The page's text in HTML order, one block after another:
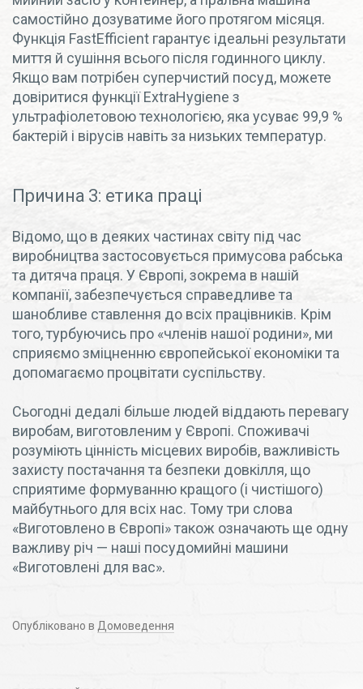
самостійно дозуватиме його протягом місяця.
Функція FastEfficient гарантує ідеальні результати
миття й сушіння всього після годинного циклу.
Якщо вам потрібен суперчистий посуд, можете
довіритися функції ExtraHygiene з
ультрафіолетовою технологією, яка усуває 99,9 %
бактерій і вірусів навіть за низьких температур.
Причина 3: етика праці
Відомо, що в деяких частинах світу під час
виробництва застосовується примусова рабська
та дитяча праця. У Європі, зокрема в нашій
компанії, забезпечується справедливе та
шанобливе ставлення до всіх працівників. Крім
того, турбуючись про «членів нашої родини», ми
сприяємо зміцненню європейської економіки та
допомагаємо процвітати суспільству.
Сьогодні дедалі більше людей віддають перевагу
виробам, виготовленим у Європі. Споживачі
розуміють цінність місцевих виробів, важливість
захисту постачання та безпеки довкілля, що
сприятиме формуванню кращого (і чистішого)
майбутнього для всіх нас. Тому три слова
«Виготовлено в Європі» також означають ще одну
важливу річ — наші посудомийні машини
«Виготовлені для вас».
Опубліковано в Домоведення